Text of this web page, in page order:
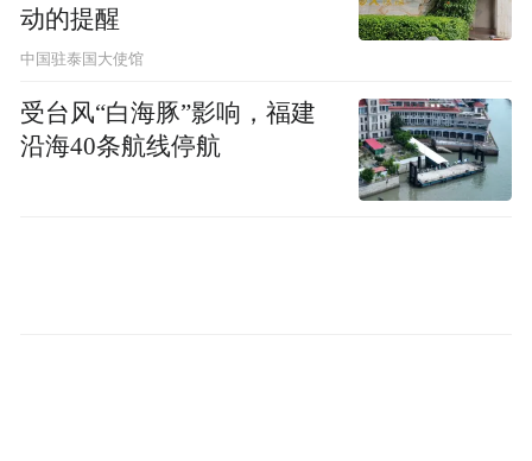
动的提醒
中国驻泰国大使馆
受台风“白海豚”影响，福建
沿海40条航线停航